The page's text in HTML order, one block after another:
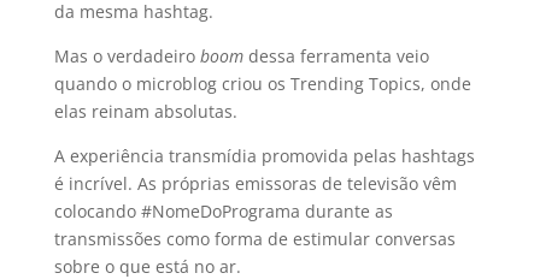
da mesma hashtag.
Mas o verdadeiro boomdessa ferramenta veio
quando o microblog criou os Trending Topics, onde
elas reinam absolutas.
A experiência transmídia promovida pelas hashtags
é incrível. As próprias emissoras de televisão vêm
colocando #NomeDoPrograma durante as
transmissões como forma de estimular conversas
sobre o que está no ar.